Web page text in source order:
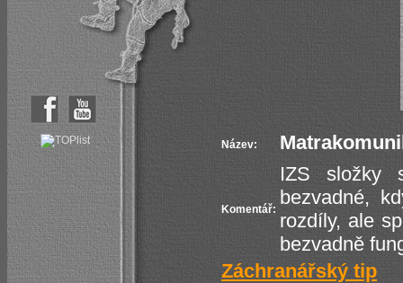
Název:
Komentář:
IZS složky
bezvadné,
rozdíly, ale
bezvadně
Záchranářský tip